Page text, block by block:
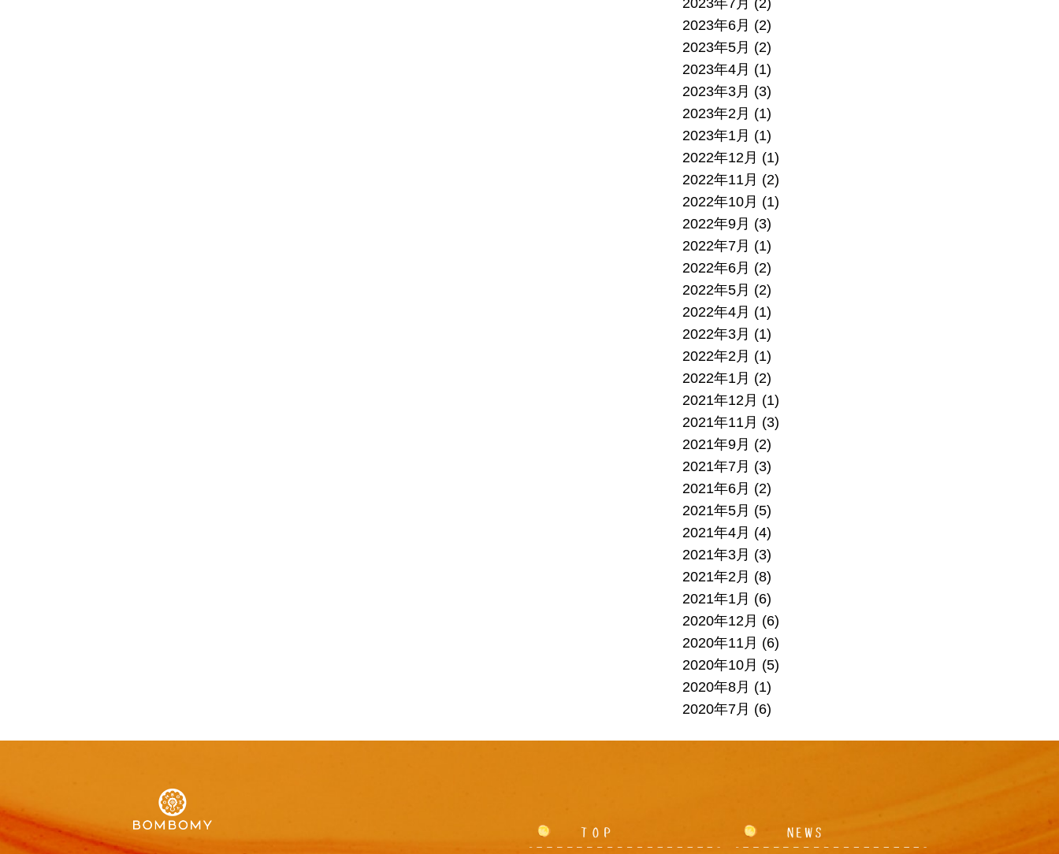
2023年6月 (2)
2023年5月 (2)
2023年4月 (1)
2023年3月 (3)
2023年2月 (1)
2023年1月 (1)
2022年12月 (1)
2022年11月 (2)
2022年10月 (1)
2022年9月 (3)
2022年7月 (1)
2022年6月 (2)
2022年5月 (2)
2022年4月 (1)
2022年3月 (1)
2022年2月 (1)
2022年1月 (2)
2021年12月 (1)
2021年11月 (3)
2021年9月 (2)
2021年7月 (3)
2021年6月 (2)
2021年5月 (5)
2021年4月 (4)
2021年3月 (3)
2021年2月 (8)
2021年1月 (6)
2020年12月 (6)
2020年11月 (6)
2020年10月 (5)
2020年8月 (1)
2020年7月 (6)